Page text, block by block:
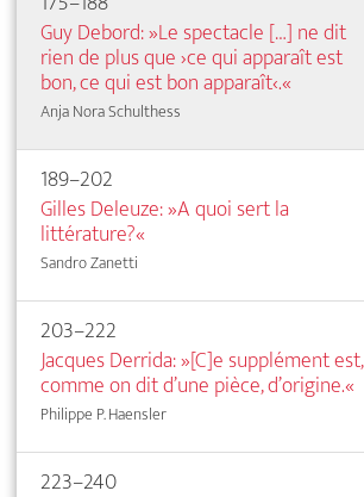
Guy Debord: »Le spectacle […] ne dit
rien de plus que ›ce qui apparaît est
bon, ce qui est bon apparaît‹.«
Anja Nora Schulthess
189–202
Gilles Deleuze: »A quoi sert la
littérature?«
Sandro Zanetti
203–222
Jacques Derrida: »[C]e supplément est,
comme on dit d’une pièce, d’origine.«
Philippe P. Haensler
223–240